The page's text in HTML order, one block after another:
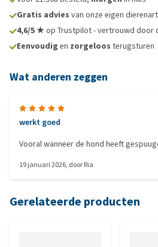
Gratis advies van onze eigen
4,6/5 ★op Trustpilot - vertrouwd door
Eenvoudig en zorgeloos terugsturen
Wat anderen zeggen
werkt goed
Vooral wanneer de hond heeft
19 januari 2026, doorRia
Gerelateerde producten